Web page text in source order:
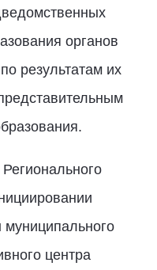
органов
результатам их
муниципального
центра